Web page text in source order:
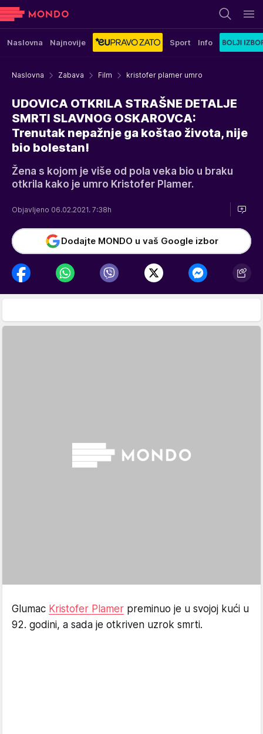
Naslovna Najnovije Sport Info
Naslovna Zabava Film kristofer plamer umro
UDOVICA OTKRILA STRAŠNE DETALJE
SMRTI SLAVNOG OSKAROVCA:
Trenutak nepažnje ga koštao života, nije
bio bolestan!
Žena s kojom je više od pola veka bio u braku
otkrila kako je umro Kristofer Plamer.
Objavljeno 06.02.2021. 7:38h
Dodajte MONDO u vaš Google izbor
Glumac Kristofer Plamer preminuo je u svojoj kući u
92. godini, a sada je otkriven uzrok smrti.